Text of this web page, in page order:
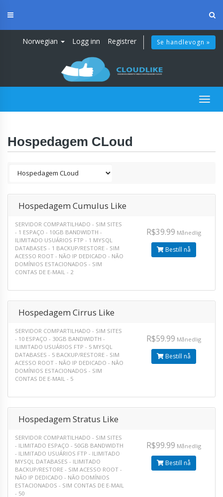
Norwegian
Logg inn Registrer Se handlevogn »
Hospedagem CLoud
Hospedagem Cumulus Like
SERVIDOR COMPARTILHADO - SIM SITES
- 1 ESPAÇO - 10GB BANDWIDTH -
ILIMITADO USUÁRIOS FTP - 1 MYSQL
DATABASES - 1 BACKUP/RESTORE - SIM
ACESSO ROOT - NÃO IP DEDICADO - NÃO
DOMÍNIOS ESTACIONADOS - SIM
CONTAS DE E-MAIL - 2
R$39.99 Månedlig
Bestill nå
Hospedagem Cirrus Like
SERVIDOR COMPARTILHADO - SIM SITES
- 10 ESPAÇO - 30GB BANDWIDTH -
ILIMITADO USUÁRIOS FTP - 5 MYSQL
DATABASES - 5 BACKUP/RESTORE - SIM
ACESSO ROOT - NÃO IP DEDICADO - NÃO
DOMÍNIOS ESTACIONADOS - SIM
CONTAS DE E-MAIL - 5
R$59.99 Månedlig
Bestill nå
Hospedagem Stratus Like
SERVIDOR COMPARTILHADO - SIM SITES
- ILIMITADO ESPAÇO - 50GB BANDWIDTH
- ILIMITADO USUÁRIOS FTP - ILIMITADO
MYSQL DATABASES - ILIMITADO
BACKUP/RESTORE - SIM ACESSO ROOT -
NÃO IP DEDICADO - NÃO DOMÍNIOS
ESTACIONADOS - SIM CONTAS DE E-MAIL
- 50
R$99.99 Månedlig
Bestill nå